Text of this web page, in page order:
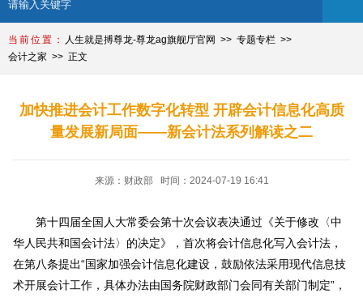
人生就是搏尊龙-尊龙ag旗舰厅官网
专题专栏
会计之家
正文
加快推进会计工作数字化转型 开辟会计信息化高质
量发展新局面——新会计法系列解读之二
来源：财政部 时间：2024-07-19 16:41
第十四届全国人大常委会第十次会议表决通过《关于修改〈中
华人民共和国会计法〉的决定》，首次将会计信息化写入会计法，
在第八条提出“国家加强会计信息化建设，鼓励依法采用现代信息技
术开展会计工作，具体办法由国务院财政部门会同有关部门制定”，